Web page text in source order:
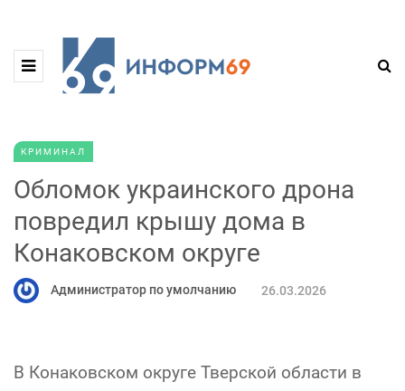
КРИМИНАЛ
Обломок украинского дрона
повредил крышу дома в
Конаковском округе
Администратор по умолчанию 26.03.2026
В Конаковском округе Тверской области в